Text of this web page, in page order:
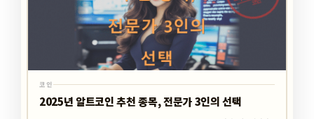
코인
2025년 알트코인 추천 종목, 전문가 3인의 선택